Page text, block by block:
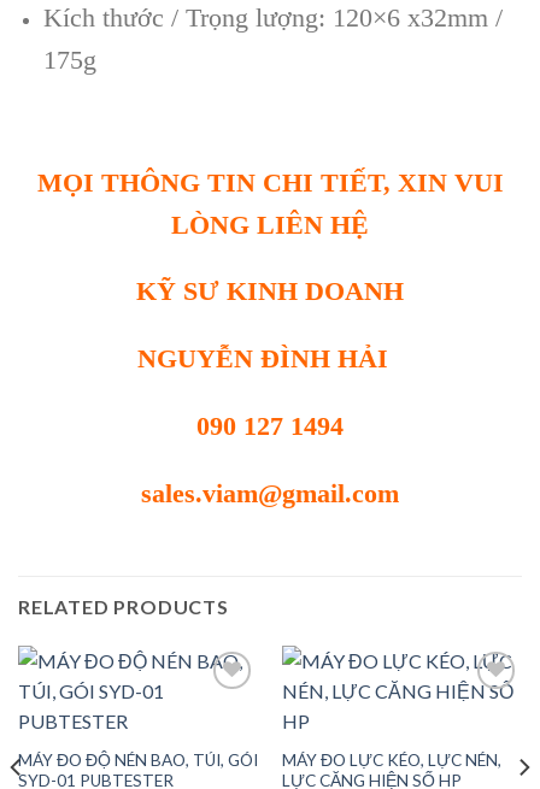
Kích thước / Trọng lượng: 120×6 x32mm /
175g
MỌI THÔNG TIN CHI TIẾT, XIN VUI
LÒNG LIÊN HỆ
KỸ SƯ KINH DOANH
NGUYỄN ĐÌNH HẢI
090 127 1494
sales.viam@gmail.com
RELATED PRODUCTS
wishlist
MÁY ĐO ĐỘ NÉN BAO, TÚI, GÓI
SYD-01 PUBTESTER
wishlist
MÁY ĐO LỰC KÉO, LỰC NÉN,
LỰC CĂNG HIỆN SỐ HP